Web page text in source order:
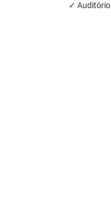
✓ Auditório